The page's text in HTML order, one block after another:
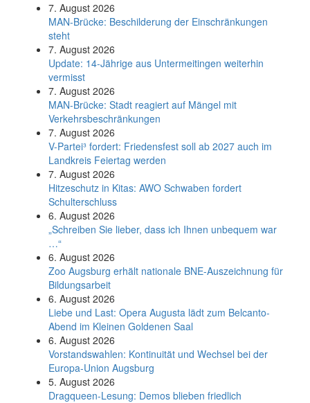
7. August 2026
MAN-Brücke: Beschilderung der Einschränkungen
steht
7. August 2026
Update: 14-Jährige aus Untermeitingen weiterhin
vermisst
7. August 2026
MAN-Brücke: Stadt reagiert auf Mängel mit
Verkehrsbeschränkungen
7. August 2026
V-Partei­³ fordert: Friedens­fest soll ab 2027 auch im
Land­kreis Feier­tag werden
7. August 2026
Hitzeschutz in Kitas: AWO Schwaben fordert
Schulterschluss
6. August 2026
„Schreiben Sie lieber, dass ich Ihnen unbequem war
…“
6. August 2026
Zoo Augsburg erhält nationale BNE-Auszeichnung für
Bildungsarbeit
6. August 2026
Liebe und Last: Opera Augusta lädt zum Belcanto-
Abend im Kleinen Goldenen Saal
6. August 2026
Vorstandswahlen: Kontinuität und Wechsel bei der
Europa-Union Augsburg
5. August 2026
Dragqueen-Lesung: Demos blieben friedlich